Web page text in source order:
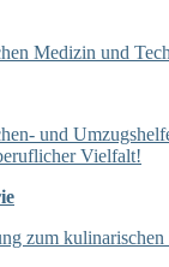
Medizin und
und
Vielfalt!
zum kulinarischen